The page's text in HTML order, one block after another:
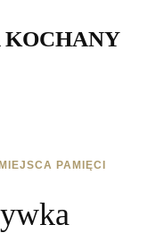
KOCHANY
MIEJSCA PAMIĘCI